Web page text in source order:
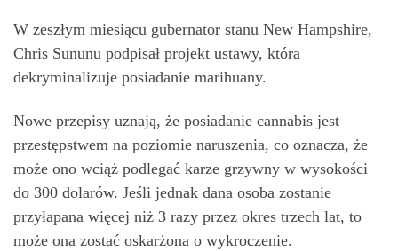
W zeszłym miesiącu gubernator stanu New Hampshire,
Chris Sununu podpisał projekt ustawy, która
dekryminalizuje posiadanie marihuany.
Nowe przepisy uznają, że posiadanie cannabis jest
przestępstwem na poziomie naruszenia, co oznacza, że
może ono wciąż podlegać karze grzywny w wysokości
do 300 dolarów. Jeśli jednak dana osoba zostanie
przyłapana więcej niż 3 razy przez okres trzech lat, to
może ona zostać oskarżona o wykroczenie.